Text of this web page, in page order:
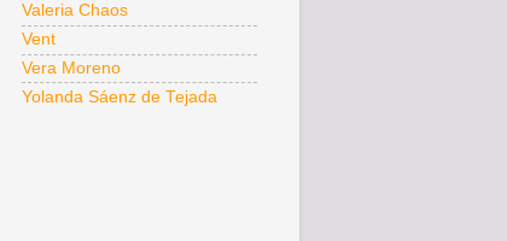
Valeria Chaos
Vent
Vera Moreno
Yolanda Sáenz de Tejada